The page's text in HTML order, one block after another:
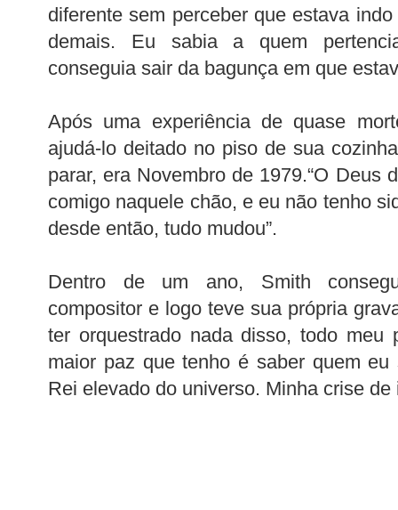
diferente sem perceber que estava
demais. Eu sabia a quem
conseguia sair da bagunça em que
Após uma experiência de quase
ajudá-lo deitado no piso de sua
parar, era Novembro de 1979.“O Deus
comigo naquele chão, e eu não tenho
desde então, tudo mudou”.
Dentro de um ano, Smith
compositor e logo teve sua própria
ter orquestrado nada disso, todo meu
maior paz que tenho é saber quem
Rei elevado do universo. Minha crise de